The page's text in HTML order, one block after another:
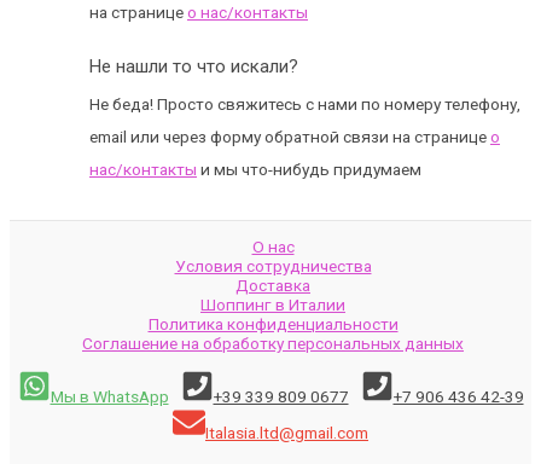
на страницео нас/контакты
Не нашли то что искали?
Не беда! Просто свяжитесь с нами по номеру телефону,
email или через форму обратной связи на страницео
нас/контакты и мы что-нибудь придумаем
О нас
Условия сотрудничества
Доставка
Шоппинг в Италии
Политика конфиденциальности
Соглашение на обработку персональных данных
Мы в WhatsApp +39 339 809 0677
+7 906 436 42-39
Italasia.ltd@gmail.com